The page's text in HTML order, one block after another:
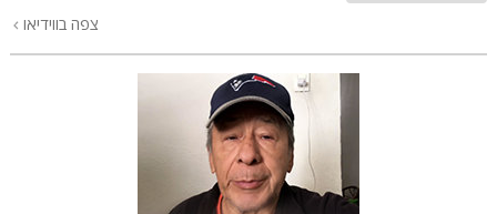
צפה בווידיאו